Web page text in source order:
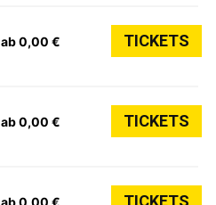
ab 0,00 € TICKETS
ab 0,00 € TICKETS
ab 0,00 € TICKETS